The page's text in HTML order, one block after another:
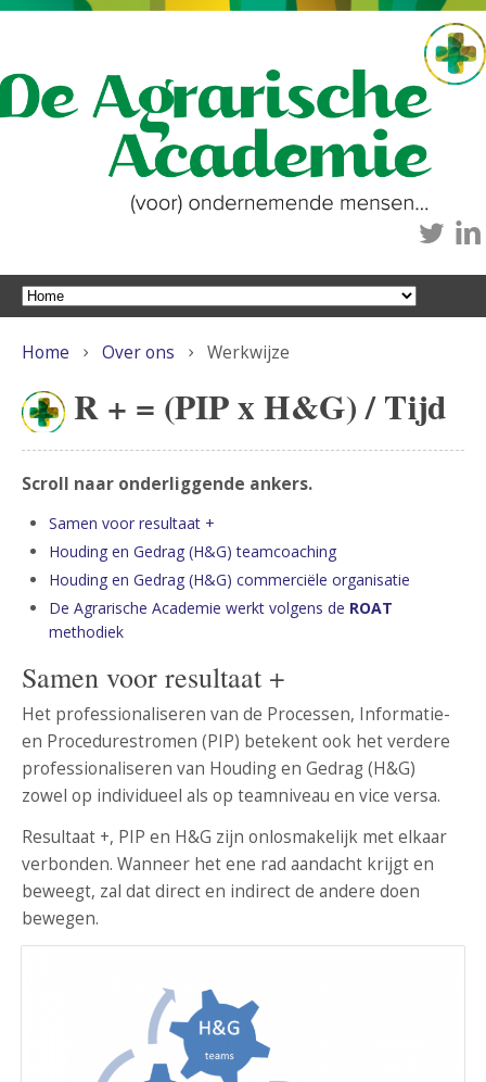
Home Over ons Werkwijze
R + = (PIP x H&G) / Tijd
Scroll naar onderliggende ankers.
Samen voor resultaat +
Houding en Gedrag (H&G) teamcoaching
Houding en Gedrag (H&G) commerciële organisatie
De Agrarische Academie werkt volgens de ROAT
methodiek
Samen voor resultaat +
Het professionaliseren van de Processen, Informatie-
en Procedurestromen (PIP) betekent ook het verdere
professionaliseren van Houding en Gedrag (H&G)
zowel op individueel als op teamniveau en vice versa.
Resultaat +, PIP en H&G zijn onlosmakelijk met elkaar
verbonden. Wanneer het ene rad aandacht krijgt en
beweegt, zal dat direct en indirect de andere doen
bewegen.